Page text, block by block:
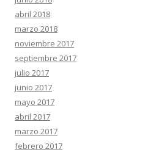
abril 2018
marzo 2018
noviembre 2017
septiembre 2017
julio 2017
junio 2017
mayo 2017
abril 2017
marzo 2017
febrero 2017